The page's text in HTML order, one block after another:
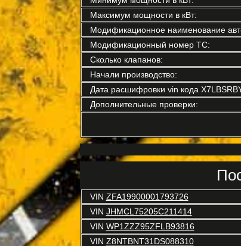
Максимум мощности в кВт:
Модификационное наименование
Модификационный номер ТС:
Сколько клапанов:
Начали производство:
Дата расшифровки vin кода
Дополнительные проверки:
VIN ZFA19900001793726
VIN JHMCL75205C211414
VIN WP1ZZZ95ZFLB93816
VIN Z8NTBNT31DS088310